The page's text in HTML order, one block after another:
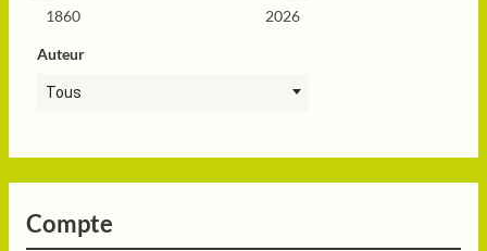
1860 2026
Auteur
Tous
Compte